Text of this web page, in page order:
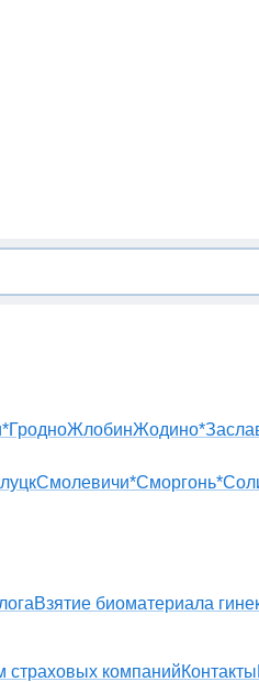
ГродноЖлобинЖодино*
Смолевичи*Сморгонь*
Взятие биоматериала
страховых компанийКонтакты